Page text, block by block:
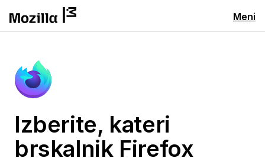
Meni
Izberite, kateri
brskalnik Firefox